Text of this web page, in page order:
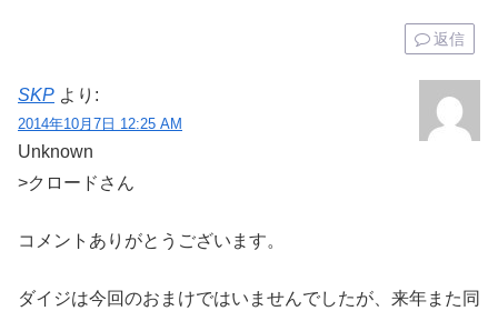
返信
SKP より:
2014年10月7日 12:25 AM
Unknown
>クロードさん
コメントありがとうございます。
ダイジは今回のおまけではいませんでしたが、来年また同